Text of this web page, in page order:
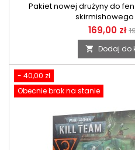
Pakiet nowej drużyny do
skirmishowego
169,00 zł
 Dodaj do
- 40,00 zł
Obecnie brak na stanie